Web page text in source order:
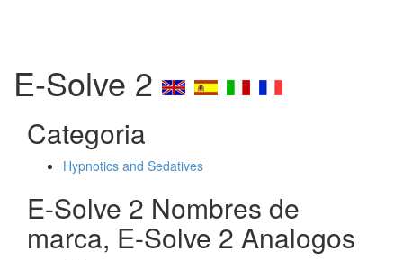
E-Solve 2
Categoria
Hypnotics and Sedatives
E-Solve 2 Nombres de
marca, E-Solve 2 Analogos